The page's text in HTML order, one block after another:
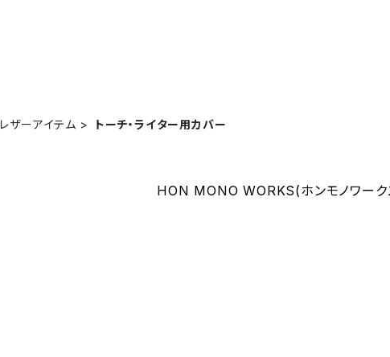
レザーアイテム トーチ・ライター用カバー
HON MONO WORKS(ホンモノワーク